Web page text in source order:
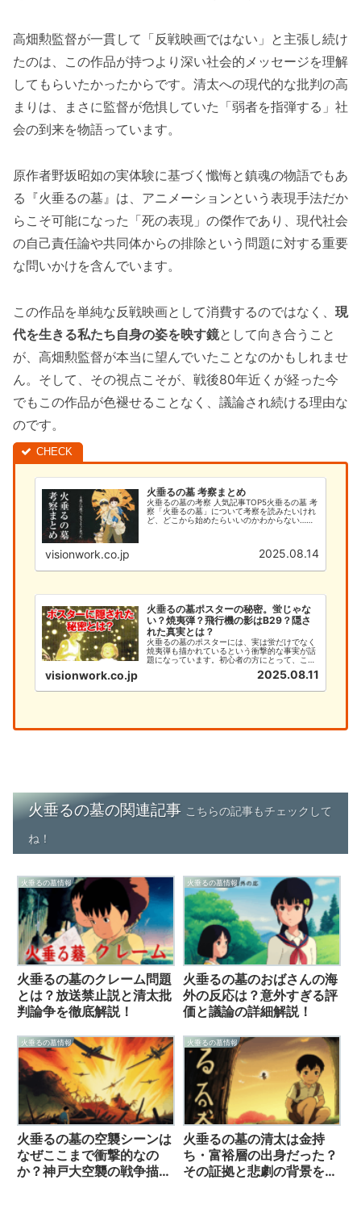
高畑勲監督が一貫して「反戦映画ではない」と主張し続け
たのは、この作品が持つより深い社会的メッセージを理解
してもらいたかったからです。清太への現代的な批判の高
まりは、まさに監督が危惧していた「弱者を指弾する」社
会の到来を物語っています。
原作者野坂昭如の実体験に基づく懺悔と鎮魂の物語でもあ
る『火垂るの墓』は、アニメーションという表現手法だか
らこそ可能になった「死の表現」の傑作であり、現代社会
の自己責任論や共同体からの排除という問題に対する重要
な問いかけを含んでいます。
この作品を単純な反戦映画として消費するのではなく、 現
代を生きる私たち自身の姿を映す鏡として向き合うこと
が、高畑勲監督が本当に望んでいたことなのかもしれませ
ん。そして、その視点こそが、戦後80年近くが経った今
でもこの作品が色褪せることなく、議論され続ける理由な
のです。
火垂るの墓 考察まとめ
火垂るの墓の考察 人気記事TOP5火垂るの墓 考
察「火垂るの墓」について考察を読みたいけれ
ど、どこから始めたらいいのかわからない…そ
visionwork.co.jp 2025.08.14
火垂るの墓ポスターの秘密。蛍じゃな
い？焼夷弾？飛行機の影はB29？隠さ
れた真実とは？
火垂るの墓のポスターには、実は蛍だけでなく
焼夷弾も描かれているという衝撃的な事実が話
題になっています。初心者の方にとって、この
深い意味を理解することは、作品への理解を大
きく深める重要なポイントです。本記事では、
と、初心者が知るべき基本情報...
visionwork.co.jp 2025.08.11
火垂るの墓の関連記事 こちらの記事もチェックして
ね！
火垂るの墓情報
火垂るの墓のクレーム問題
とは？放送禁止説と清太批
判論争を徹底解説！
火垂るの墓情報
火垂るの墓のおばさんの海
外の反応は？意外すぎる評
価と議論の詳細解説！
火垂るの墓情報
火垂るの墓の空襲シーンは
なぜここまで衝撃的なの
か？神戸大空襲の戦争描写
火垂るの墓情報
火垂るの墓の清太は金持
ち・富裕層の出身だった？
その証拠と悲劇の背景を解